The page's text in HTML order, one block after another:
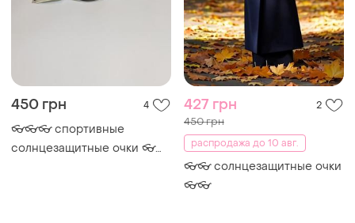
450 грн 4
👓👓👓 спортивные
солнцезащитные очки 👓👓
427 грн 2
450 грн
распродажа до 10 авг.
👓👓 солнцезащитные очки
👓👓